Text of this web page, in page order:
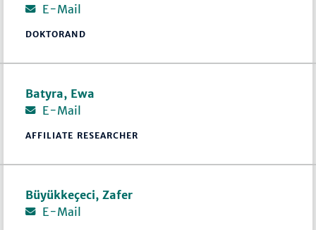
E-Mail
DOKTORAND
Batyra, Ewa
E-Mail
AFFILIATE RESEARCHER
Büyükkeçeci, Zafer
E-Mail